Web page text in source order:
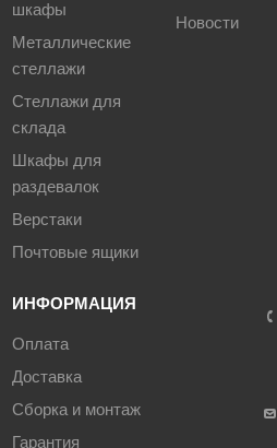
шкафы
Металлические
стеллажи
Стеллажи для
склада
Шкафы для
раздевалок
Верстаки
Почтовые ящики
Новости
ИНФОРМАЦИЯ
Оплата
Доставка
Сборка и монтаж
Гарантия